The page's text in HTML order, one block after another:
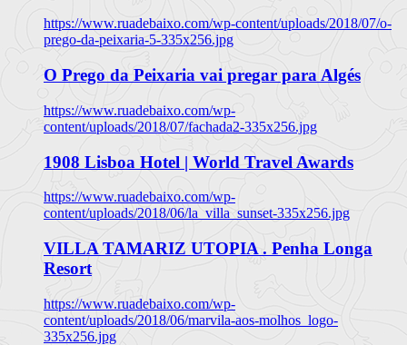
https://www.ruadebaixo.com/wp-content/uploads/2018/07/o-
prego-da-peixaria-5-335x256.jpg
O Prego da Peixaria vai pregar para Algés
https://www.ruadebaixo.com/wp-
content/uploads/2018/07/fachada2-335x256.jpg
1908 Lisboa Hotel | World Travel Awards
https://www.ruadebaixo.com/wp-
content/uploads/2018/06/la_villa_sunset-335x256.jpg
VILLA TAMARIZ UTOPIA . Penha Longa
Resort
https://www.ruadebaixo.com/wp-
content/uploads/2018/06/marvila-aos-molhos_logo-
335x256.jpg